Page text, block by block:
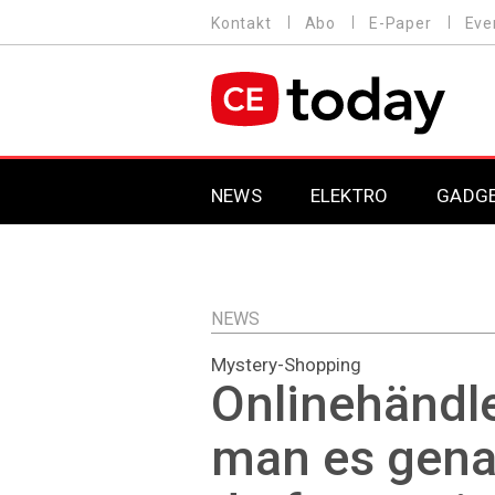
zum
MENU
Kontakt Abo E-Paper
MAIN NAVIGATION
NEWS ELEKTRO
NEWS
Mystery-Shopping
man es